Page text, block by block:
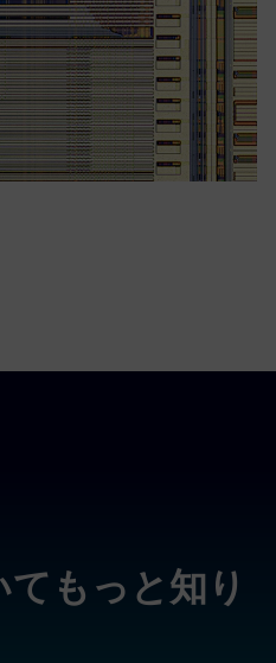
もっと知り